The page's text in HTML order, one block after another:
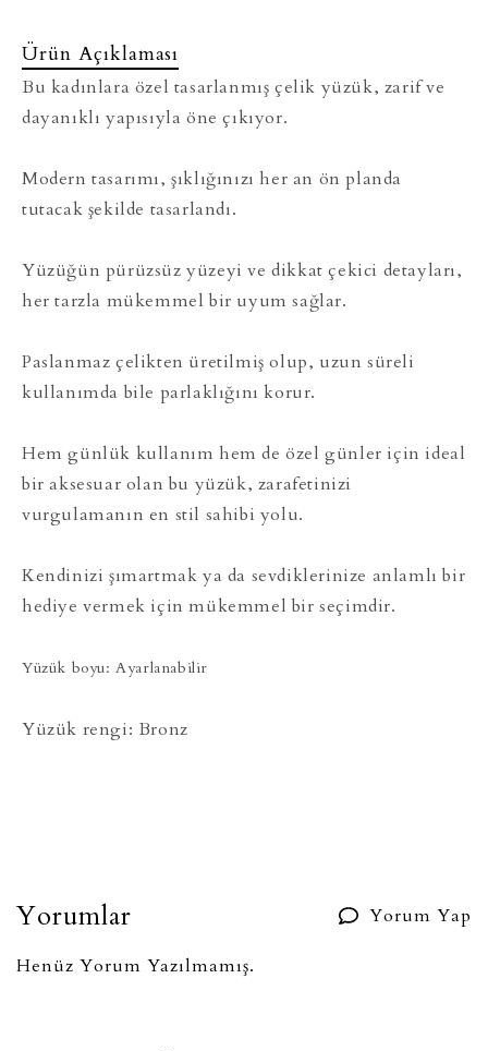
Ürün Açıklaması
Bu kadınlara özel tasarlanmış çelik yüzük, zarif ve
dayanıklı yapısıyla öne çıkıyor.
Modern tasarımı, şıklığınızı her an ön planda
tutacak şekilde tasarlandı.
Yüzüğün pürüzsüz yüzeyi ve dikkat çekici detayları,
her tarzla mükemmel bir uyum sağlar.
Paslanmaz çelikten üretilmiş olup, uzun süreli
kullanımda bile parlaklığını korur.
Hem günlük kullanım hem de özel günler için ideal
bir aksesuar olan bu yüzük, zarafetinizi
vurgulamanın en stil sahibi yolu.
Kendinizi şımartmak ya da sevdiklerinize anlamlı bir
hediye vermek için mükemmel bir seçimdir.
Yüzük boyu: Ayarlanabilir
Yüzük rengi: Bronz
Yorumlar Yorum Yap
Henüz Yorum Yazılmamış.